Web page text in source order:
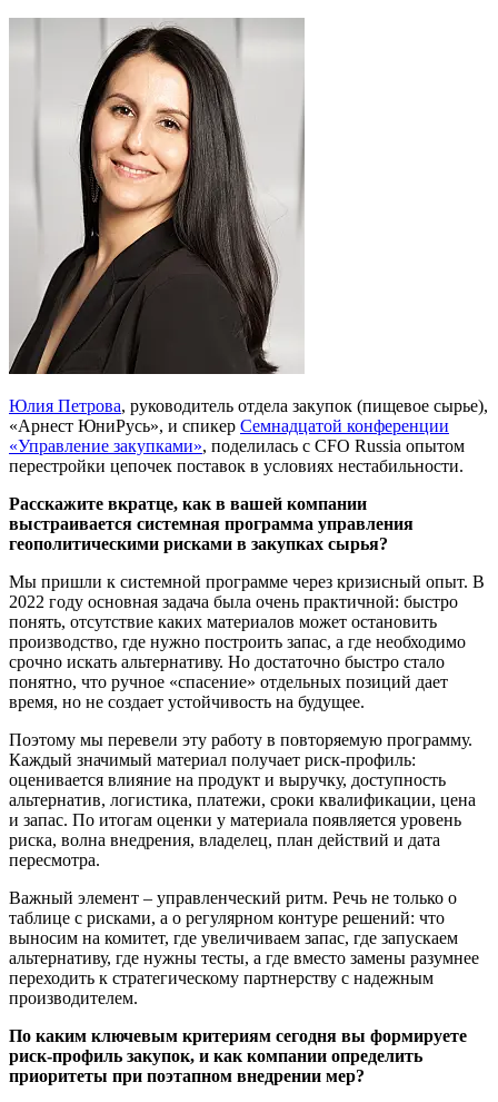
Юлия Петрова, руководитель отдела закупок (пищевое сырье),
«Арнест ЮниРусь», и спикер Семнадцатой конференции
«Управление закупками», поделилась с CFO Russia опытом
перестройки цепочек поставок в условиях нестабильности.
Расскажите вкратце, как в вашей компании
выстраивается системная программа управления
геополитическими рисками в закупках сырья?
Мы пришли к системной программе через кризисный опыт. В
2022 году основная задача была очень практичной: быстро
понять, отсутствие каких материалов может остановить
производство, где нужно построить запас, а где необходимо
срочно искать альтернативу. Но достаточно быстро стало
понятно, что ручное «спасение» отдельных позиций дает
время, но не создает устойчивость на будущее.
Поэтому мы перевели эту работу в повторяемую программу.
Каждый значимый материал получает риск-профиль:
оценивается влияние на продукт и выручку, доступность
альтернатив, логистика, платежи, сроки квалификации, цена
и запас. По итогам оценки у материала появляется уровень
риска, волна внедрения, владелец, план действий и дата
пересмотра.
Важный элемент – управленческий ритм. Речь не только о
таблице с рисками, а о регулярном контуре решений: что
выносим на комитет, где увеличиваем запас, где запускаем
альтернативу, где нужны тесты, а где вместо замены разумнее
переходить к стратегическому партнерству с надежным
производителем.
По каким ключевым критериям сегодня вы формируете
риск-профиль закупок, и как компании определить
приоритеты при поэтапном внедрении мер?